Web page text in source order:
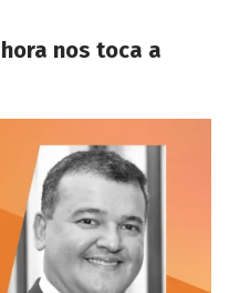
nos toca a